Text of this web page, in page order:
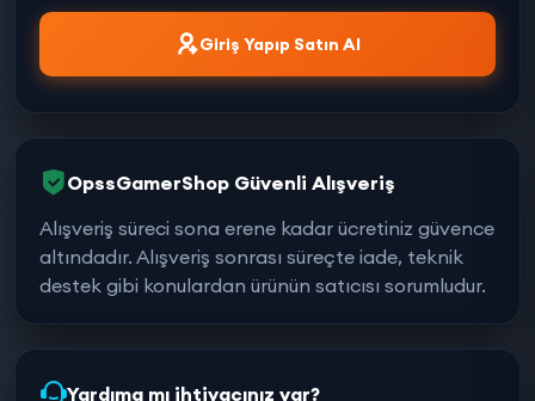
Giriş Yapıp Satın Al
OpssGamerShop Güvenli Alışveriş
Alışveriş süreci sona erene kadar ücretiniz güvence
altındadır. Alışveriş sonrası süreçte iade, teknik
destek gibi konulardan ürünün satıcısı sorumludur.
Yardıma mı ihtiyacınız var?